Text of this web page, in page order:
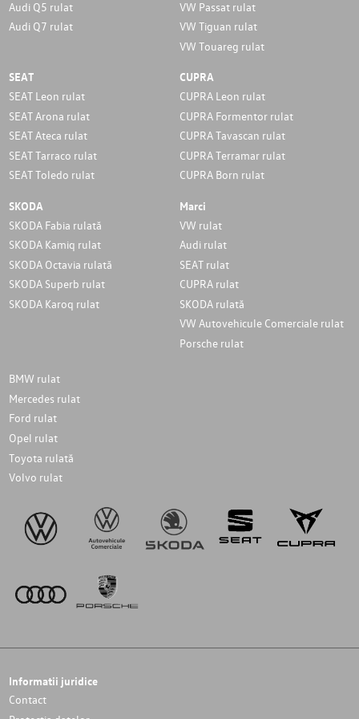
Audi Q5 rulat
Audi Q7 rulat
VW Passat rulat
VW Tiguan rulat
VW Touareg rulat
SEAT
SEAT Leon rulat
SEAT Arona rulat
SEAT Ateca rulat
SEAT Tarraco rulat
SEAT Toledo rulat
CUPRA
CUPRA Leon rulat
CUPRA Formentor rulat
CUPRA Tavascan rulat
CUPRA Terramar rulat
CUPRA Born rulat
SKODA
SKODA Fabia rulată
SKODA Kamiq rulat
SKODA Octavia rulată
SKODA Superb rulat
SKODA Karoq rulat
Marci
VW rulat
Audi rulat
SEAT rulat
CUPRA rulat
SKODA rulată
VW Autovehicule Comerciale rulat
Porsche rulat
BMW rulat
Mercedes rulat
Ford rulat
Opel rulat
Toyota rulată
Volvo rulat
Informatii juridice
Contact